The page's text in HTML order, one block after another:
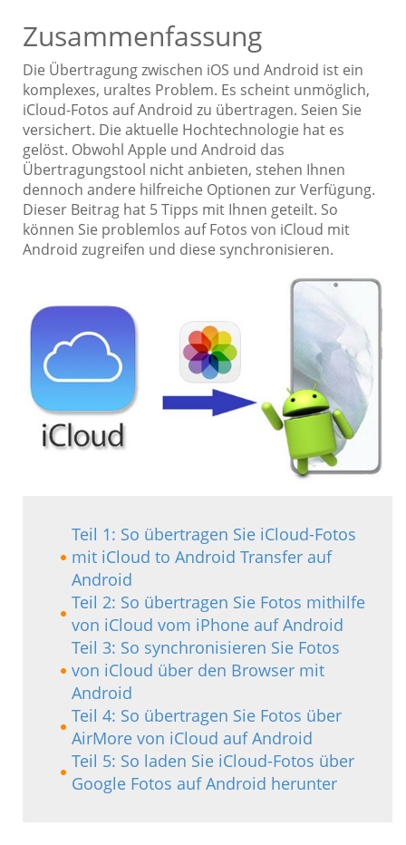
Zusammenfassung
Die Übertragung zwischen iOS und Android ist ein
komplexes, uraltes Problem. Es scheint unmöglich,
iCloud-Fotos auf Android zu übertragen. Seien Sie
versichert. Die aktuelle Hochtechnologie hat es
gelöst. Obwohl Apple und Android das
Übertragungstool nicht anbieten, stehen Ihnen
dennoch andere hilfreiche Optionen zur Verfügung.
Dieser Beitrag hat 5 Tipps mit Ihnen geteilt. So
können Sie problemlos auf Fotos von iCloud mit
Android zugreifen und diese synchronisieren.
Teil 1: So übertragen Sie iCloud-Fotos
mit iCloud to Android Transfer auf
Android
Teil 2: So übertragen Sie Fotos mithilfe
von iCloud vom iPhone auf Android
Teil 3: So synchronisieren Sie Fotos
von iCloud über den Browser mit
Android
Teil 4: So übertragen Sie Fotos über
AirMore von iCloud auf Android
Teil 5: So laden Sie iCloud-Fotos über
Google Fotos auf Android herunter